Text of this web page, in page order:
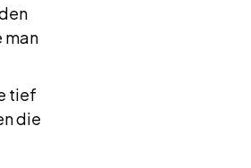
man
tief
die